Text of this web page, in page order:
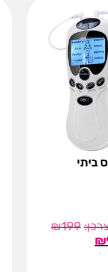
ביתי
₪199
₪